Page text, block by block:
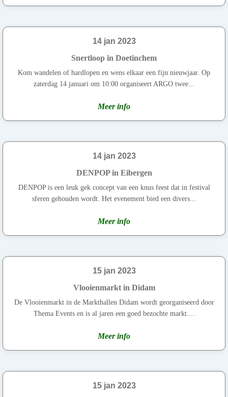
14 jan 2023
Snertloop in Doetinchem
Kom wandelen of hardlopen en wens elkaar een fijn nieuwjaar. Op
zaterdag 14 januari om 10:00 organiseert ARGO twee...
Meer info
14 jan 2023
DENPOP in Eibergen
DENPOP is een leuk gek concept van een knus feest dat in festival
sferen gehouden wordt. Het evenement bied een divers...
Meer info
15 jan 2023
Vlooienmarkt in Didam
De Vlooienmarkt in de Markthallen Didam wordt georganiseerd door
Thema Events en is al jaren een goed bezochte markt....
Meer info
15 jan 2023